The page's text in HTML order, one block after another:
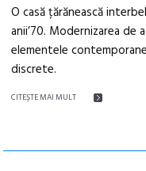
O casă țărănească
anii’70. Modernizarea
elementele
discrete.
CITEŞTE MAI MULT